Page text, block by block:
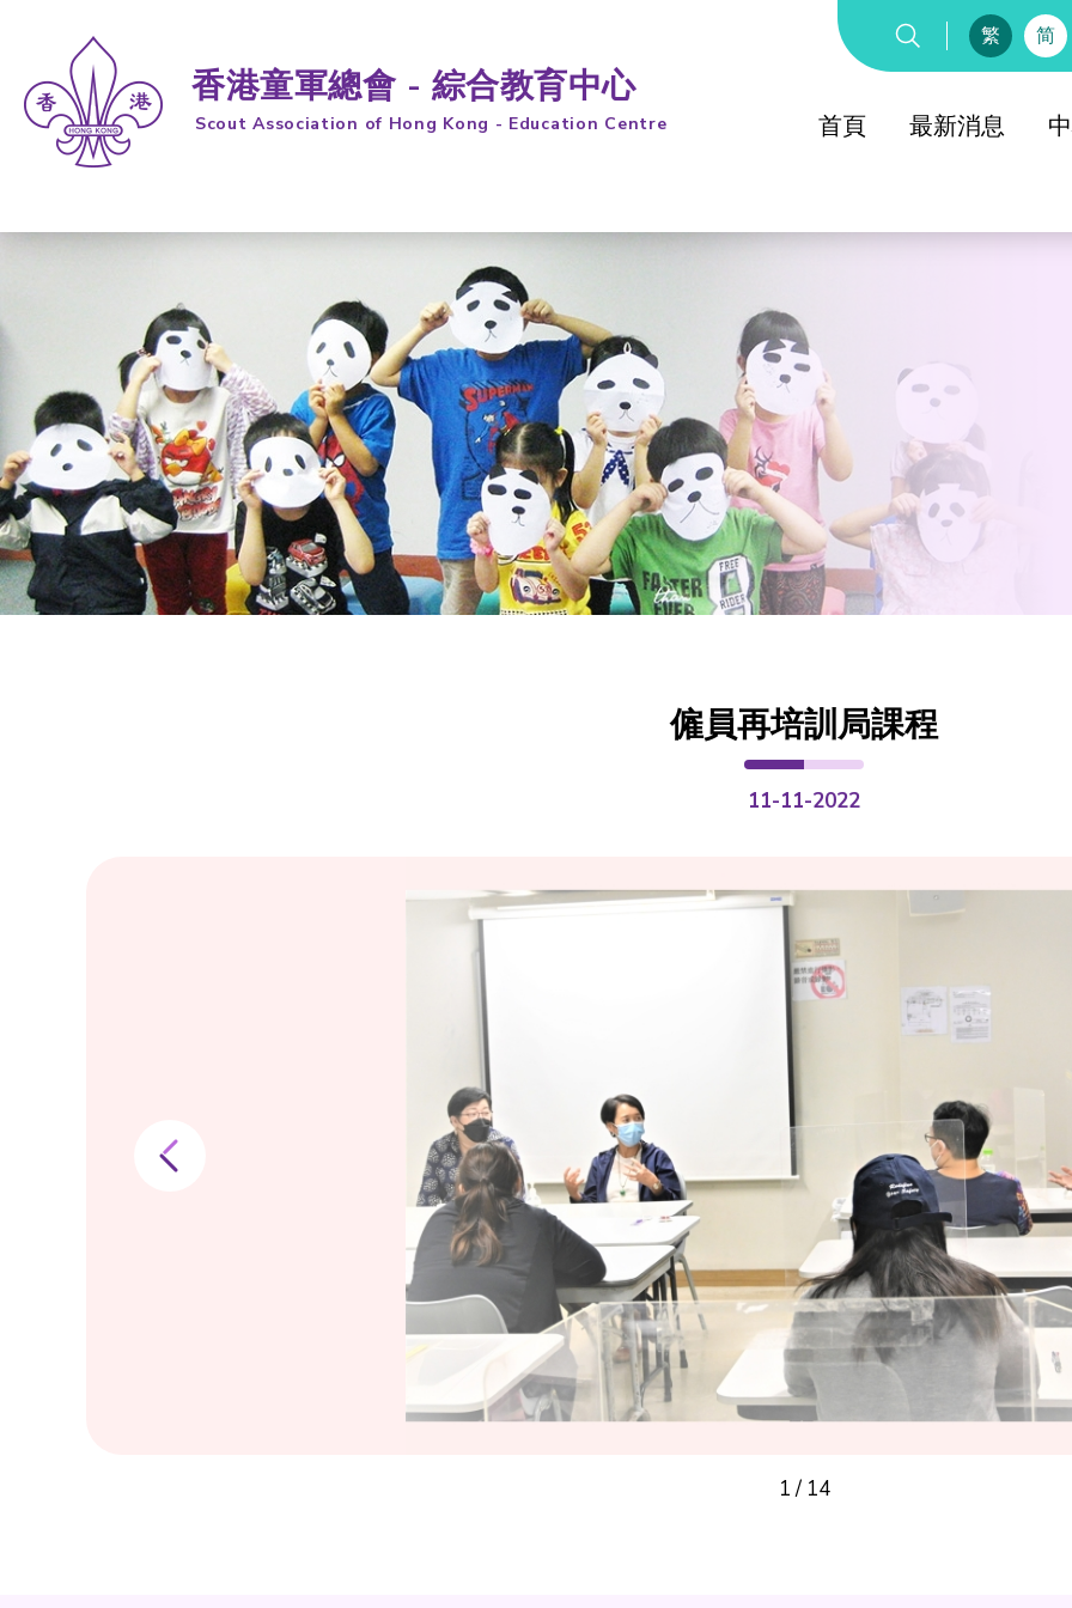
香港童軍總會 - 綜合教育中心
Scout Association of Hong Kong - Education Centre
跳到內容 (按輸入鍵)
繁 简
首頁 最新消息
僱員再培訓局課程
11-11-2022
1 / 14